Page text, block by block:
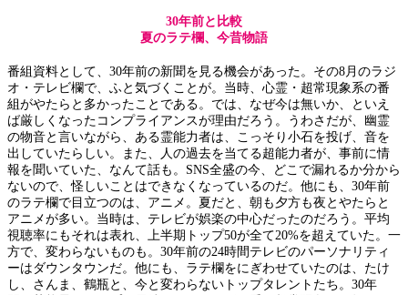
30年前と比較
夏のラテ欄、今昔物語
番組資料として、30年前の新聞を見る機会があった。その8月のラジ
オ・テレビ欄で、ふと気づくことが。当時、心霊・超常現象系の番
組がやたらと多かったことである。では、なぜ今は無いか、といえ
ば厳しくなったコンプライアンスが理由だろう。うわさだが、幽霊
の物音と言いながら、ある霊能力者は、こっそり小石を投げ、音を
出していたらしい。また、人の過去を当てる超能力者が、事前に情
報を聞いていた、なんて話も。SNS全盛の今、どこで漏れるか分から
ないので、怪しいことはできなくなっているのだ。他にも、30年前
のラテ欄で目立つのは、アニメ。夏だと、朝も夕方も夜とやたらと
アニメが多い。当時は、テレビが娯楽の中心だったのだろう。平均
視聴率にもそれは表れ、上半期トップ50が全て20%を超えていた。一
方で、変わらないものも。30年前の24時間テレビのパーソナリティ
ーはダウンタウンだ。他にも、ラテ欄をにぎわせていたのは、たけ
し、さんま、鶴瓶と、今と変わらないトップタレントたち。30年